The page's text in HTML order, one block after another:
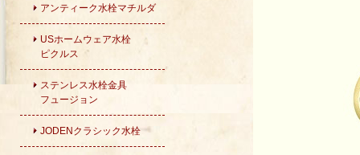
アンティーク水栓マチルダ
USホームウェア水栓
ピクルス
ステンレス水栓金具
フュージョン
JODENクラシック水栓